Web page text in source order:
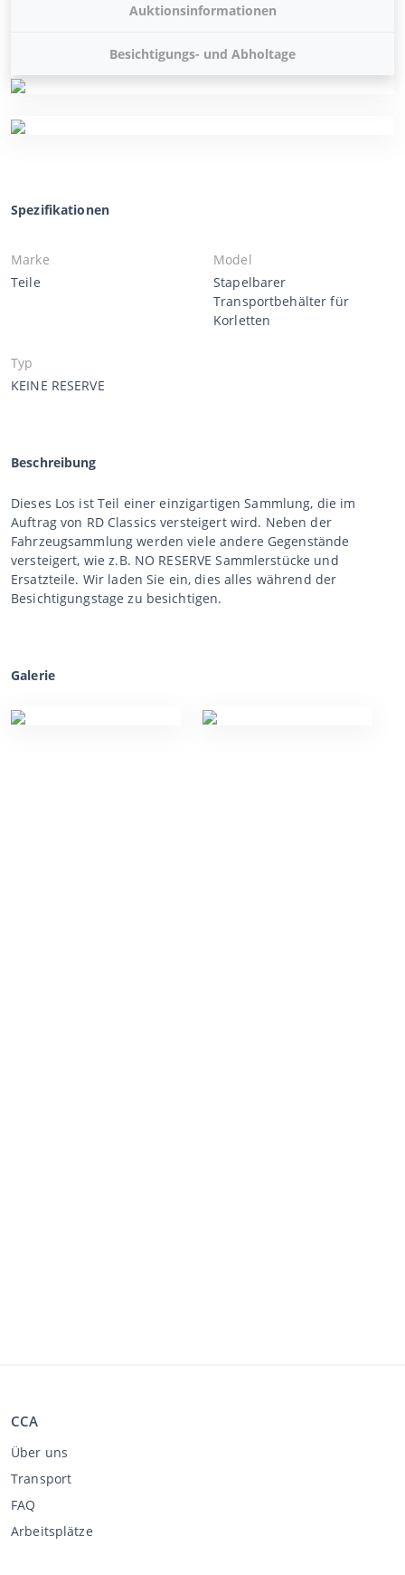
Auktionsinformationen
Besichtigungs- und Abholtage
Spezifikationen
Marke
Teile
Model
Stapelbarer
Transportbehälter für
Korletten
Typ
KEINE RESERVE
Beschreibung
Dieses Los ist Teil einer einzigartigen Sammlung, die im
Auftrag von RD Classics versteigert wird. Neben der
Fahrzeugsammlung werden viele andere Gegenstände
versteigert, wie z.B. NO RESERVE Sammlerstücke und
Ersatzteile. Wir laden Sie ein, dies alles während der
Besichtigungstage zu besichtigen.
Galerie
CCA
Über uns
Transport
FAQ
Arbeitsplätze